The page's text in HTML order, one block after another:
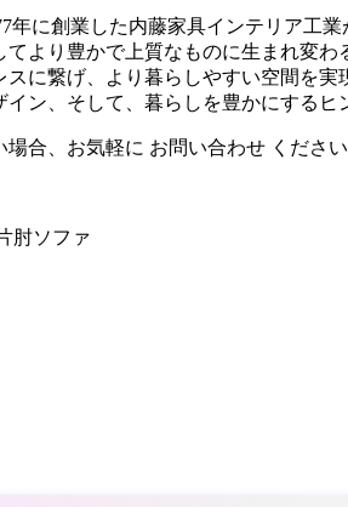
シュプ
mm
年に創業した内藤家具インテリア工
てより豊かで上質なものに生まれ変
スに繋げ、より暮らしやすい空間を
ン、そして、暮らしを豊かにするヒ
場合、お気軽に お問い合わせ ください
肘ソファ